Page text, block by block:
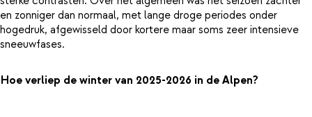
en zonniger dan normaal, met lange droge periodes onder
hogedruk, afgewisseld door kortere maar soms zeer intensieve
sneeuwfases.
Hoe verliep de winter van 2025-2026 in de Alpen?